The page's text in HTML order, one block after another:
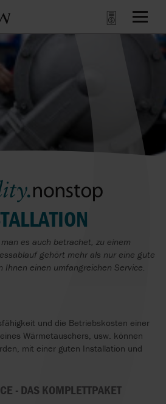
es auch betrachet, zu einem
gehört mehr als nur eine gute
Ihnen einen umfangreichen Service.
und die Betriebskosten einer
Wärmetauschers, usw. können
mit einer guten Installation und
- DAS KOMPLETTPAKET